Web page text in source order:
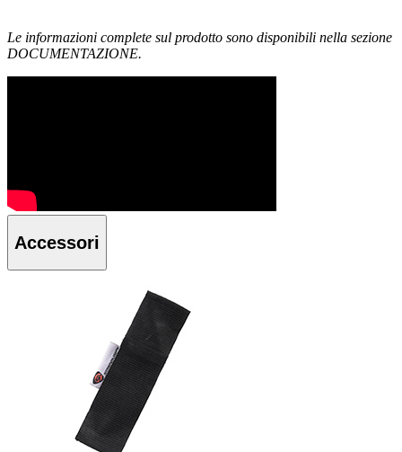
Le informazioni complete sul prodotto sono disponibili nella sezione
DOCUMENTAZIONE.
Accessori